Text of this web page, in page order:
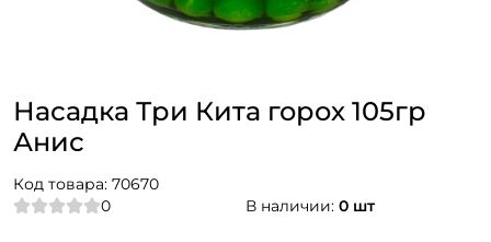
Насадка Три Кита горох 105гр
Анис
Код товара: 70670
0
В наличии: 0 шт